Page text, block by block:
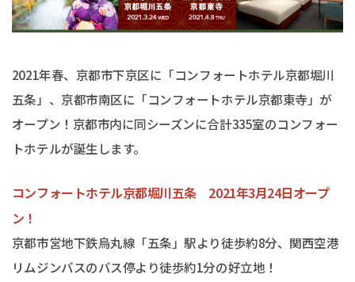
2021年春、京都市下京区に「コンフォートホテル京都堀川
五条」、京都市南区に「コンフォートホテル京都東寺」が
オープン！京都市内に同シーズンに合計335室のコンフォー
トホテルが誕生します。
コンフォートホテル京都堀川五条 2021年3月24日オープ
ン！
京都市営地下鉄烏丸線「五条」駅より徒歩約8分、関西空港
リムジンバスのバス停より徒歩約1分の好立地！